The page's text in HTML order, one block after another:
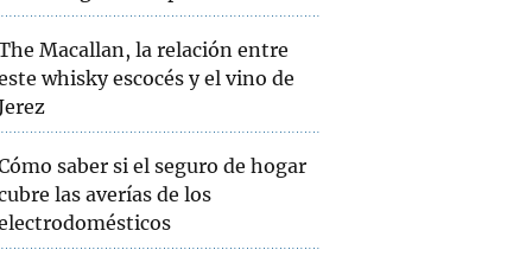
Macallan, la relación entre
whisky escocés y el vino de
saber si el seguro de hogar
las averías de los